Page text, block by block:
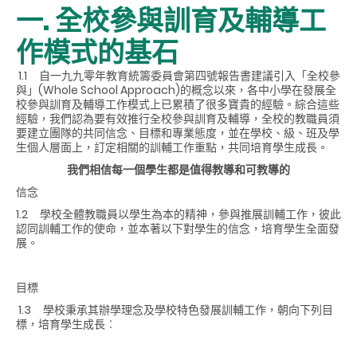
一. 全校參與訓育及輔導工
作模式的基石
1.1 自一九九零年教育統籌委員會第四號報告書建議引入「全校參
與」(Whole School Approach)的概念以來，各中小學在發展全
校參與訓育及輔導工作模式上已累積了很多寶貴的經驗。綜合這些
經驗，我們認為要有效推行全校參與訓育及輔導，全校的教職員須
要建立團隊的共同信念、目標和專業態度，並在學校、級、班及學
生個人層面上，訂定相關的訓輔工作重點，共同培育學生成長。
我們相信每一個學生都是值得教導和可教導的
信念
1.2 學校全體教職員以學生為本的精神，參與推展訓輔工作，彼此
認同訓輔工作的使命，並本著以下對學生的信念，培育學生全面發
展。
目標
1.3 學校秉承其辦學理念及學校特色發展訓輔工作，朝向下列目
標，培育學生成長︰